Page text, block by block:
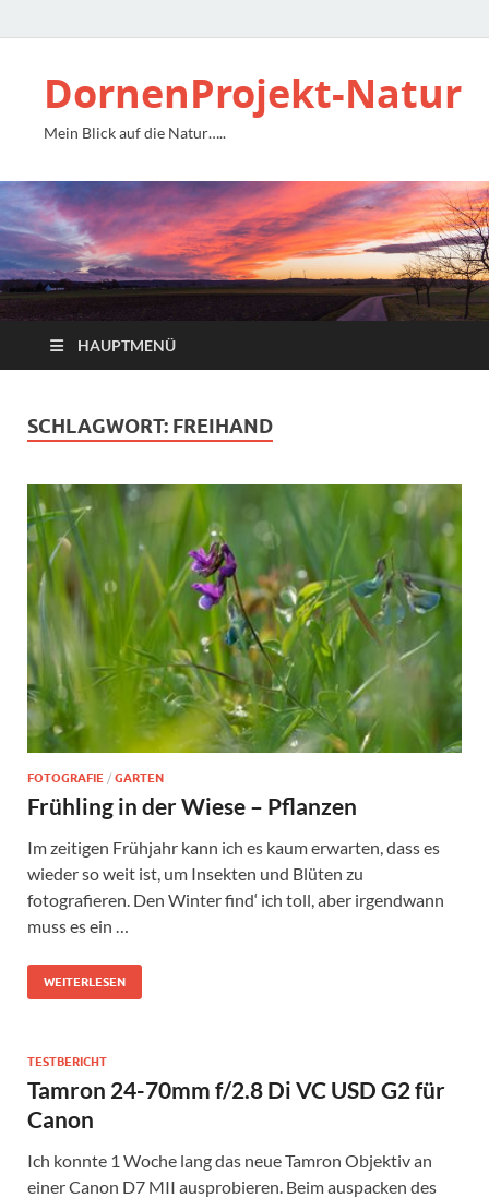
DornenProjekt-Natur
Mein Blick auf die Natur…..
HAUPTMENÜ
SCHLAGWORT: FREIHAND
FOTOGRAFIE / GARTEN
Frühling in der Wiese – Pflanzen
Im zeitigen Frühjahr kann ich es kaum erwarten, dass es
wieder so weit ist, um Insekten und Blüten zu
fotografieren. Den Winter find‘ ich toll, aber irgendwann
muss es ein …
WEITERLESEN
TESTBERICHT
Tamron 24-70mm f/2.8 Di VC USD G2 für
Canon
Ich konnte 1 Woche lang das neue Tamron Objektiv an
einer Canon D7 MII ausprobieren. Beim auspacken des